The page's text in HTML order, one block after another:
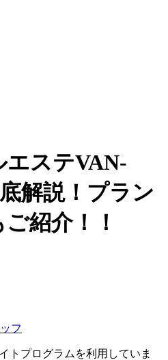
エステVAN-
解説！プラン
紹介！！
フ
トプログラムを利用していま